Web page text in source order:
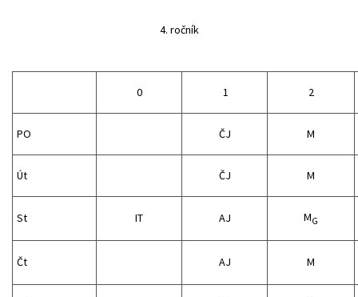
4. ročník
0 1 2
PO ČJ M
Út ČJ M
St IT AJ MG
Čt AJ M